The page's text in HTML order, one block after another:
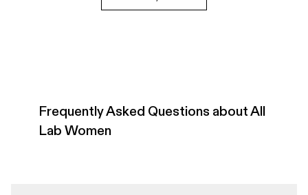
Frequently Asked Questions about All
Lab Women